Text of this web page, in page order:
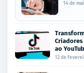
14 de
ao
12 de